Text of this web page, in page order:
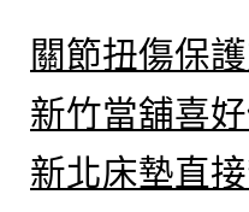
關節扭傷保
新竹當舖喜
新北床墊直